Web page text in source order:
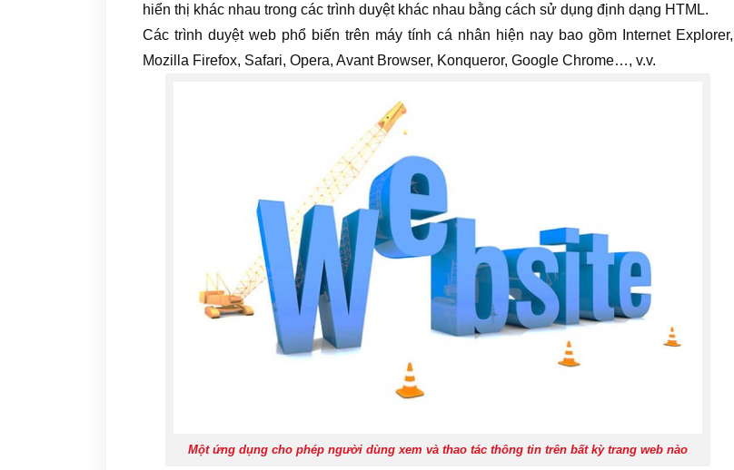
hiển thị khác nhau trong các trình duyệt khác nhau bằng cách sử dụng định dạng HTML.
Các trình duyệt web phổ biến trên máy tính cá nhân hiện nay bao gồm Internet Explorer,
Mozilla Firefox, Safari, Opera, Avant Browser, Konqueror, Google Chrome…, v.v.
Một ứng dụng cho phép người dùng xem và thao tác thông tin trên bất kỳ trang web nào